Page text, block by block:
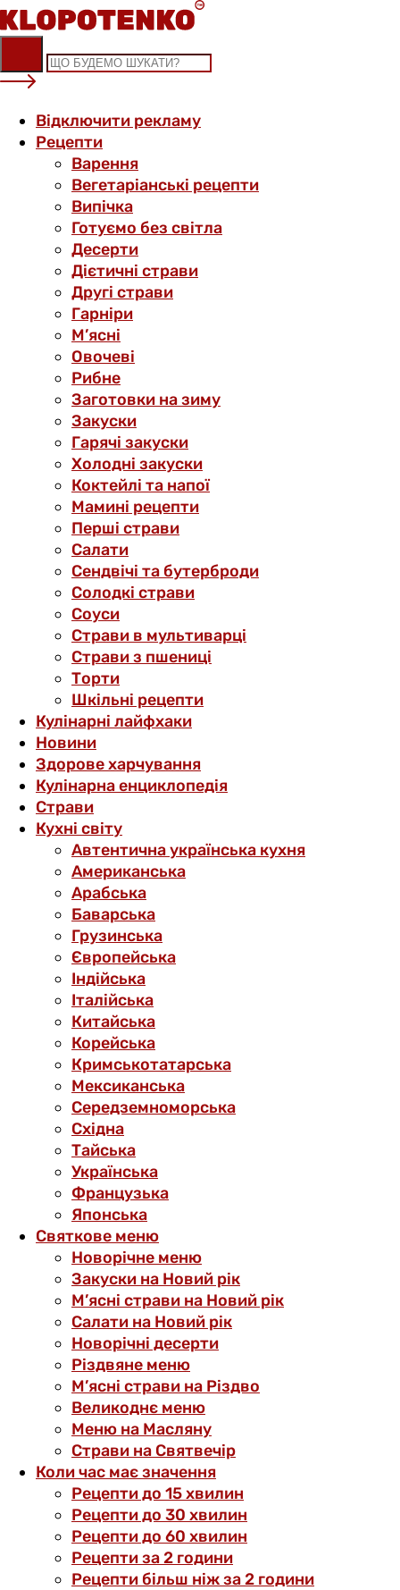
Skip
to
content
Відключити рекламу
Рецепти
Варення
Вегетаріанські рецепти
Випічка
Готуємо без світла
Десерти
Дієтичні страви
Другі страви
Гарніри
М’ясні
Овочеві
Рибне
Заготовки на зиму
Закуски
Гарячі закуски
Холодні закуски
Коктейлі та напої
Мамині рецепти
Перші страви
Салати
Сендвічі та бутерброди
Солодкі страви
Соуси
Страви в мультиварці
Страви з пшениці
Торти
Шкільні рецепти
Кулінарні лайфхаки
Новини
Здорове харчування
Кулінарна енциклопедія
Страви
Кухні світу
Автентична українська кухня
Американська
Арабська
Баварська
Грузинська
Європейська
Індійська
Італійська
Китайська
Корейська
Кримськотатарська
Мексиканська
Середземноморська
Східна
Тайська
Українська
Французька
Японська
Святкове меню
Новорічне меню
Закуски на Новий рік
М’ясні страви на Новий рік
Салати на Новий рік
Новорічні десерти
Різдвяне меню
М’ясні страви на Різдво
Великоднє меню
Меню на Масляну
Страви на Святвечір
Коли час має значення
Рецепти до 15 хвилин
Рецепти до 30 хвилин
Рецепти до 60 хвилин
Рецепти за 2 години
Рецепти більш ніж за 2 години